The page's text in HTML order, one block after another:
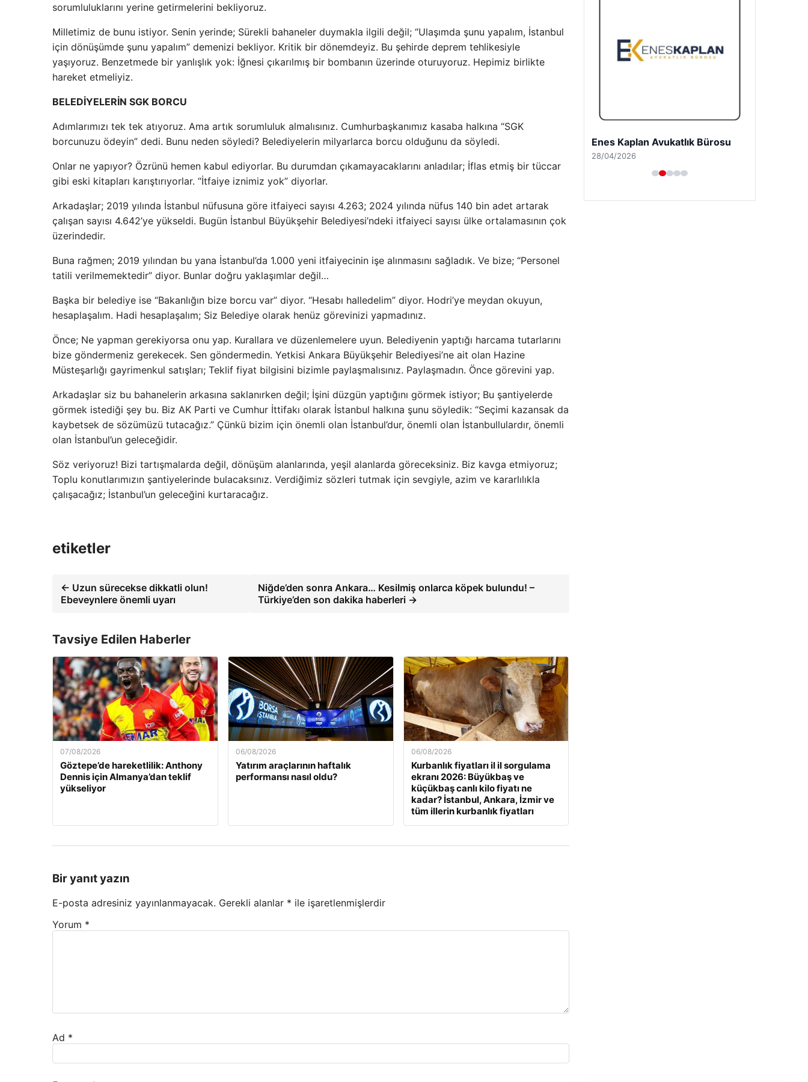
sorumluluklarını yerine getirmelerini bekliyoruz.
Milletimiz de bunu istiyor. Senin yerinde; Sürekli bahaneler duymakla ilgili değil; “Ulaşımda şunu yapalım, İstanbul
için dönüşümde şunu yapalım” demenizi bekliyor. Kritik bir dönemdeyiz. Bu şehirde deprem tehlikesiyle
yaşıyoruz. Benzetmede bir yanlışlık yok: İğnesi çıkarılmış bir bombanın üzerinde oturuyoruz. Hepimiz birlikte
hareket etmeliyiz.
BELEDİYELERİN SGK BORCU
Adımlarımızı tek tek atıyoruz. Ama artık sorumluluk almalısınız. Cumhurbaşkanımız kasaba halkına “SGK
borcunuzu ödeyin” dedi. Bunu neden söyledi? Belediyelerin milyarlarca borcu olduğunu da söyledi.
Onlar ne yapıyor? Özrünü hemen kabul ediyorlar. Bu durumdan çıkamayacaklarını anladılar; İflas etmiş bir tüccar
gibi eski kitapları karıştırıyorlar. “İtfaiye iznimiz yok” diyorlar.
Arkadaşlar; 2019 yılında İstanbul nüfusuna göre itfaiyeci sayısı 4.263; 2024 yılında nüfus 140 bin adet artarak
çalışan sayısı 4.642’ye yükseldi. Bugün İstanbul Büyükşehir Belediyesi’ndeki itfaiyeci sayısı ülke ortalamasının çok
üzerindedir.
Buna rağmen; 2019 yılından bu yana İstanbul’da 1.000 yeni itfaiyecinin işe alınmasını sağladık. Ve bize; “Personel
tatili verilmemektedir” diyor. Bunlar doğru yaklaşımlar değil…
Başka bir belediye ise “Bakanlığın bize borcu var” diyor. “Hesabı halledelim” diyor. Hodri’ye meydan okuyun,
hesaplaşalım. Hadi hesaplaşalım; Siz Belediye olarak henüz görevinizi yapmadınız.
Önce; Ne yapman gerekiyorsa onu yap. Kurallara ve düzenlemelere uyun. Belediyenin yaptığı harcama tutarlarını
bize göndermeniz gerekecek. Sen göndermedin. Yetkisi Ankara Büyükşehir Belediyesi’ne ait olan Hazine
Müsteşarlığı gayrimenkul satışları; Teklif fiyat bilgisini bizimle paylaşmalısınız. Paylaşmadın. Önce görevini yap.
Arkadaşlar siz bu bahanelerin arkasına saklanırken değil; İşini düzgün yaptığını görmek istiyor; Bu şantiyelerde
görmek istediği şey bu. Biz AK Parti ve Cumhur İttifakı olarak İstanbul halkına şunu söyledik: “Seçimi kazansak da
kaybetsek de sözümüzü tutacağız.” Çünkü bizim için önemli olan İstanbul’dur, önemli olan İstanbullulardır, önemli
olan İstanbul’un geleceğidir.
Söz veriyoruz! Bizi tartışmalarda değil, dönüşüm alanlarında, yeşil alanlarda göreceksiniz. Biz kavga etmiyoruz;
Toplu konutlarımızın şantiyelerinde bulacaksınız. Verdiğimiz sözleri tutmak için sevgiyle, azim ve kararlılıkla
çalışacağız; İstanbul’un geleceğini kurtaracağız.
etiketler
← Uzun sürecekse dikkatli olun!
Ebeveynlere önemli uyarı
Niğde’den sonra Ankara… Kesilmiş onlarca köpek bulundu! –
Türkiye’den son dakika haberleri →
Tavsiye Edilen Haberler
07/08/2026
Göztepe’de hareketlilik: Anthony
Dennis için Almanya’dan teklif
yükseliyor
06/08/2026
Yatırım araçlarının haftalık
performansı nasıl oldu?
06/08/2026
Kurbanlık fiyatları il il sorgulama
ekranı 2026: Büyükbaş ve
küçükbaş canlı kilo fiyatı ne
kadar? İstanbul, Ankara, İzmir ve
tüm illerin kurbanlık fiyatları
Bir yanıt yazın
E-posta adresiniz yayınlanmayacak. Gerekli alanlar * ile işaretlenmişlerdir
Yorum *
Ad *
Trend Yapı Akustik
18/04/2026